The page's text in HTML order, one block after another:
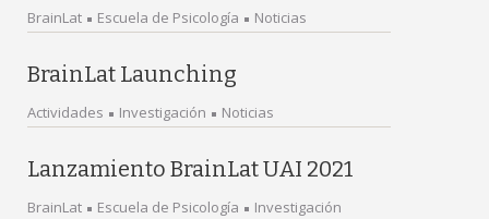
BrainLat Escuela de Psicología Noticias
BrainLat Launching
Actividades Investigación Noticias
Lanzamiento BrainLat UAI 2021
BrainLat Escuela de Psicología Investigación